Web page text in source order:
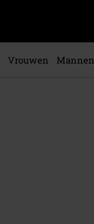
Vrouwen Mannen